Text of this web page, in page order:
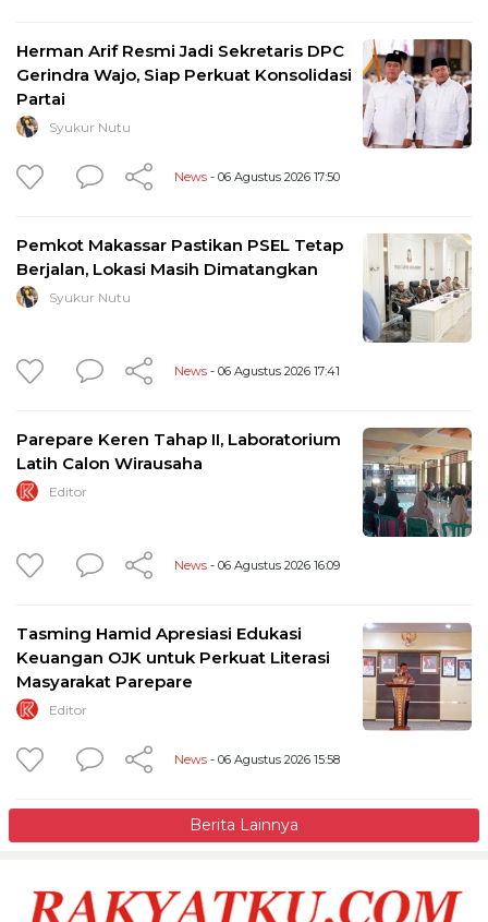
Herman Arif Resmi Jadi Sekretaris DPC
Gerindra Wajo, Siap Perkuat Konsolidasi
Partai
Syukur Nutu
News - 06 Agustus 2026 17:50
Pemkot Makassar Pastikan PSEL Tetap
Berjalan, Lokasi Masih Dimatangkan
Syukur Nutu
News - 06 Agustus 2026 17:41
Parepare Keren Tahap II, Laboratorium
Latih Calon Wirausaha
Editor
News - 06 Agustus 2026 16:09
Tasming Hamid Apresiasi Edukasi
Keuangan OJK untuk Perkuat Literasi
Masyarakat Parepare
Editor
News - 06 Agustus 2026 15:58
Berita Lainnya